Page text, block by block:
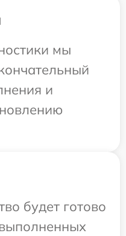
мы
и
будет готово